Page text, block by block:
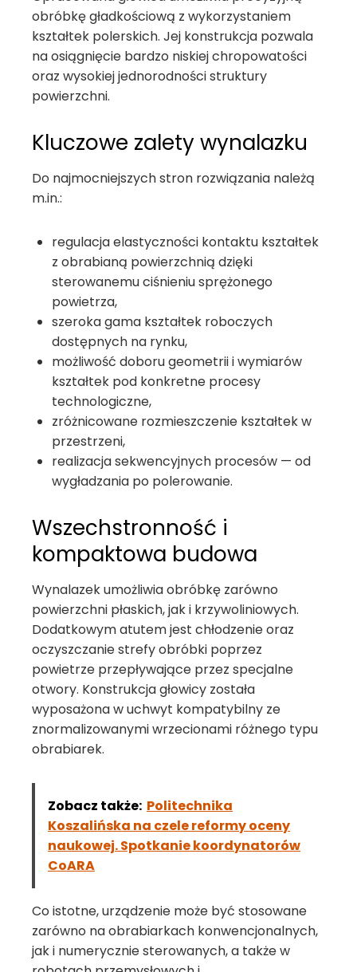
obróbkę gładkościową z wykorzystaniem
kształtek polerskich. Jej konstrukcja pozwala
na osiągnięcie bardzo niskiej chropowatości
oraz wysokiej jednorodności struktury
powierzchni.
Kluczowe zalety wynalazku
Do najmocniejszych stron rozwiązania należą
m.in.:
regulacja elastyczności kontaktu kształtek
z obrabianą powierzchnią dzięki
sterowanemu ciśnieniu sprężonego
powietrza,
szeroka gama kształtek roboczych
dostępnych na rynku,
możliwość doboru geometrii i wymiarów
kształtek pod konkretne procesy
technologiczne,
zróżnicowane rozmieszczenie kształtek w
przestrzeni,
realizacja sekwencyjnych procesów — od
wygładzania po polerowanie.
Wszechstronność i
kompaktowa budowa
Wynalazek umożliwia obróbkę zarówno
powierzchni płaskich, jak i krzywoliniowych.
Dodatkowym atutem jest chłodzenie oraz
oczyszczanie strefy obróbki poprzez
powietrze przepływające przez specjalne
otwory. Konstrukcja głowicy została
wyposażona w uchwyt kompatybilny ze
znormalizowanymi wrzecionami różnego typu
obrabiarek.
Zobacz także: Politechnika
Koszalińska na czele reformy oceny
naukowej. Spotkanie koordynatorów
CoARA
Co istotne, urządzenie może być stosowane
zarówno na obrabiarkach konwencjonalnych,
jak i numerycznie sterowanych, a także w